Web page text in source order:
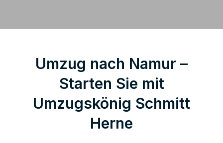
Umzug nach Namur –
Starten Sie mit
Umzugskönig Schmitt
Herne